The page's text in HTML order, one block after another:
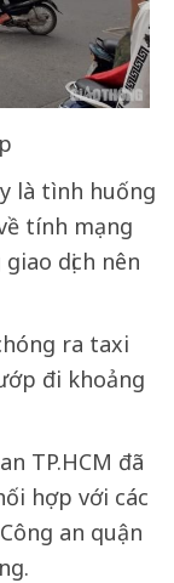
là tình huống
tính mạng
dịch nên
ra taxi
đi khoảng
TP.HCM đã
hợp với các
an quận